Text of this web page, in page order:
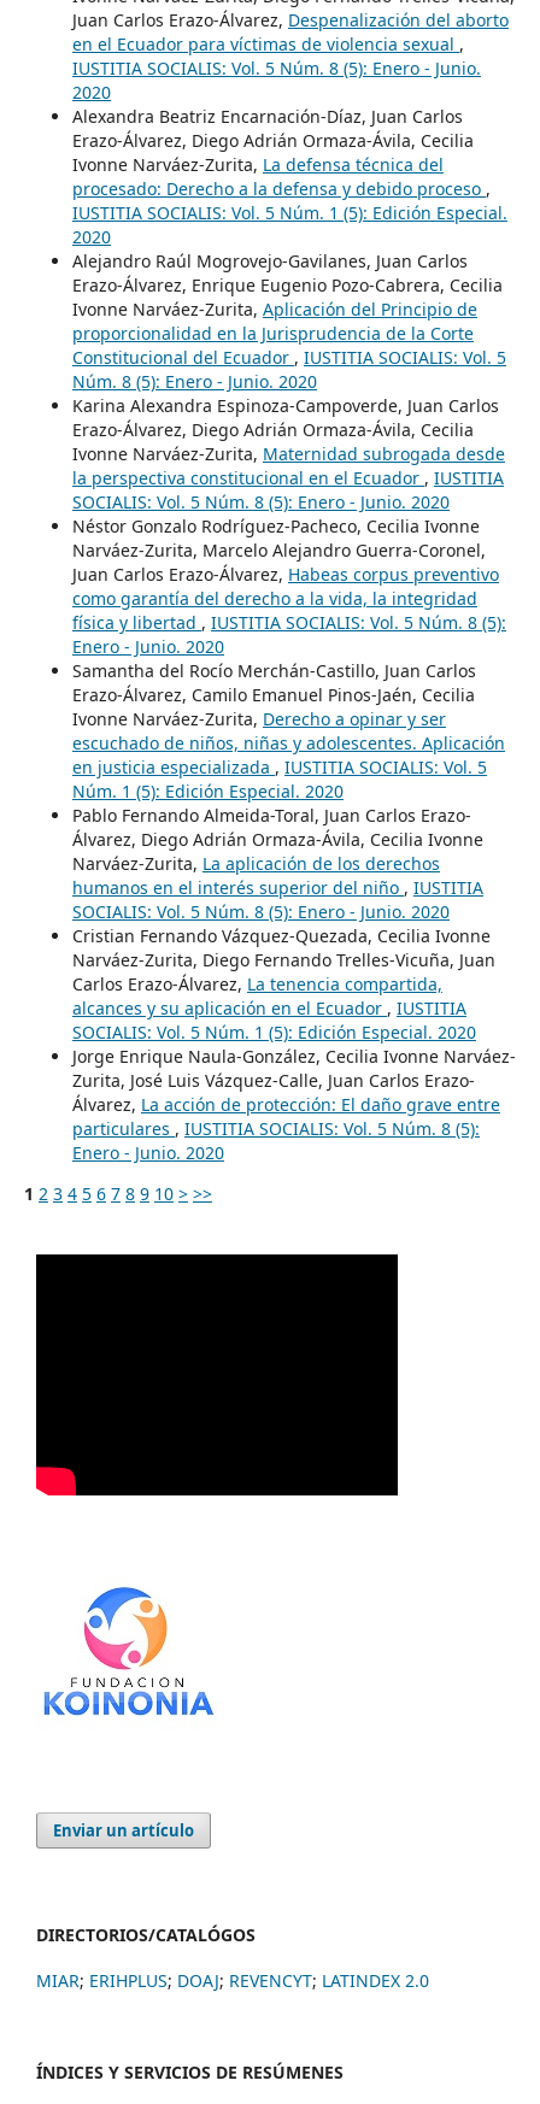
Juan Carlos Erazo-Álvarez, Despenalización del aborto
en el Ecuador para víctimas de violencia sexual ,
IUSTITIA SOCIALIS: Vol. 5 Núm. 8 (5): Enero - Junio.
2020
Alexandra Beatriz Encarnación-Díaz, Juan Carlos
Erazo-Álvarez, Diego Adrián Ormaza-Ávila, Cecilia
Ivonne Narváez-Zurita, La defensa técnica del
procesado: Derecho a la defensa y debido proceso ,
IUSTITIA SOCIALIS: Vol. 5 Núm. 1 (5): Edición Especial.
2020
Alejandro Raúl Mogrovejo-Gavilanes, Juan Carlos
Erazo-Álvarez, Enrique Eugenio Pozo-Cabrera, Cecilia
Ivonne Narváez-Zurita, Aplicación del Principio de
proporcionalidad en la Jurisprudencia de la Corte
Constitucional del Ecuador , IUSTITIA SOCIALIS: Vol. 5
Núm. 8 (5): Enero - Junio. 2020
Karina Alexandra Espinoza-Campoverde, Juan Carlos
Erazo-Álvarez, Diego Adrián Ormaza-Ávila, Cecilia
Ivonne Narváez-Zurita, Maternidad subrogada desde
la perspectiva constitucional en el Ecuador , IUSTITIA
SOCIALIS: Vol. 5 Núm. 8 (5): Enero - Junio. 2020
Néstor Gonzalo Rodríguez-Pacheco, Cecilia Ivonne
Narváez-Zurita, Marcelo Alejandro Guerra-Coronel,
Juan Carlos Erazo-Álvarez, Habeas corpus preventivo
como garantía del derecho a la vida, la integridad
física y libertad , IUSTITIA SOCIALIS: Vol. 5 Núm. 8 (5):
Enero - Junio. 2020
Samantha del Rocío Merchán-Castillo, Juan Carlos
Erazo-Álvarez, Camilo Emanuel Pinos-Jaén, Cecilia
Ivonne Narváez-Zurita, Derecho a opinar y ser
escuchado de niños, niñas y adolescentes. Aplicación
en justicia especializada , IUSTITIA SOCIALIS: Vol. 5
Núm. 1 (5): Edición Especial. 2020
Pablo Fernando Almeida-Toral, Juan Carlos Erazo-
Álvarez, Diego Adrián Ormaza-Ávila, Cecilia Ivonne
Narváez-Zurita, La aplicación de los derechos
humanos en el interés superior del niño , IUSTITIA
SOCIALIS: Vol. 5 Núm. 8 (5): Enero - Junio. 2020
Cristian Fernando Vázquez-Quezada, Cecilia Ivonne
Narváez-Zurita, Diego Fernando Trelles-Vicuña, Juan
Carlos Erazo-Álvarez, La tenencia compartida,
alcances y su aplicación en el Ecuador , IUSTITIA
SOCIALIS: Vol. 5 Núm. 1 (5): Edición Especial. 2020
Jorge Enrique Naula-González, Cecilia Ivonne Narváez-
Zurita, José Luis Vázquez-Calle, Juan Carlos Erazo-
Álvarez, La acción de protección: El daño grave entre
particulares , IUSTITIA SOCIALIS: Vol. 5 Núm. 8 (5):
Enero - Junio. 2020
1 2 3 4 5 6 7 8 9 10 > >>
Enviar un artículo
DIRECTORIOS/CATALÓGOS
MIAR; ERIHPLUS; DOAJ; REVENCYT; LATINDEX 2.0
ÍNDICES Y SERVICIOS DE RESÚMENES